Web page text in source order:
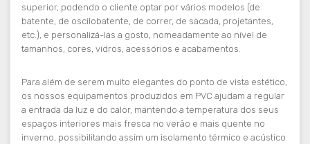
superior, podendo o cliente optar por vários modelos (de
batente, de oscilobatente, de correr, de sacada, projetantes,
etc.), e personalizá-las a gosto, nomeadamente ao nível de
tamanhos, cores, vidros, acessórios e acabamentos.
Para além de serem muito elegantes do ponto de vista estético,
os nossos equipamentos produzidos em PVC ajudam a regular
a entrada da luz e do calor, mantendo a temperatura dos seus
espaços interiores mais fresca no verão e mais quente no
inverno, possibilitando assim um isolamento térmico e acústico